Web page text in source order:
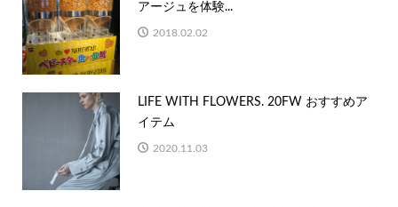
アージュを体験...
2018.02.02
LIFE WITH FLOWERS. 20FW おすすめア
イテム
2020.11.03